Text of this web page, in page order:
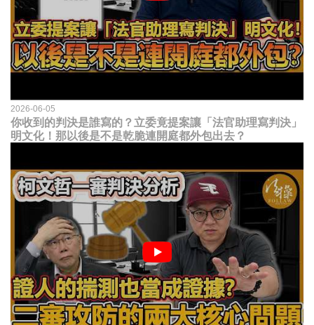
2026-06-05
你收到的判決是誰寫的？立委竟提案讓「法官助理寫判決」
明文化！那以後是不是乾脆連開庭都外包出去？